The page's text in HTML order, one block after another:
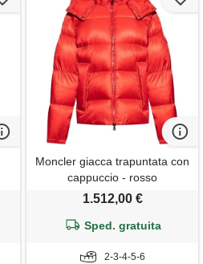
Moncler giacca trapuntata con
cappuccio - rosso
1.512,00 €
Sped. gratuita
2-3-4-5-6